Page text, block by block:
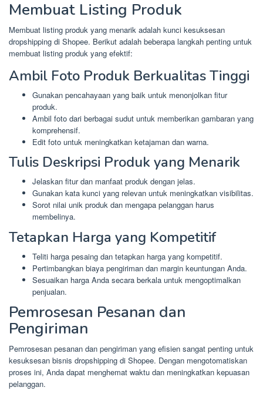
Membuat Listing Produk
Membuat listing produk yang menarik adalah kunci kesuksesan
dropshipping di Shopee. Berikut adalah beberapa langkah penting untuk
membuat listing produk yang efektif:
Ambil Foto Produk Berkualitas Tinggi
Gunakan pencahayaan yang baik untuk menonjolkan fitur
produk.
Ambil foto dari berbagai sudut untuk memberikan gambaran yang
komprehensif.
Edit foto untuk meningkatkan ketajaman dan warna.
Tulis Deskripsi Produk yang Menarik
Jelaskan fitur dan manfaat produk dengan jelas.
Gunakan kata kunci yang relevan untuk meningkatkan visibilitas.
Sorot nilai unik produk dan mengapa pelanggan harus
membelinya.
Tetapkan Harga yang Kompetitif
Teliti harga pesaing dan tetapkan harga yang kompetitif.
Pertimbangkan biaya pengiriman dan margin keuntungan Anda.
Sesuaikan harga Anda secara berkala untuk mengoptimalkan
penjualan.
Pemrosesan Pesanan dan
Pengiriman
Pemrosesan pesanan dan pengiriman yang efisien sangat penting untuk
kesuksesan bisnis dropshipping di Shopee. Dengan mengotomatiskan
proses ini, Anda dapat menghemat waktu dan meningkatkan kepuasan
pelanggan.